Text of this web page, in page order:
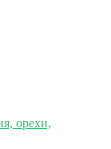
орехи,